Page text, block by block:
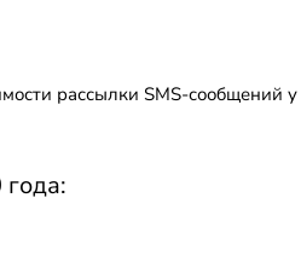
рассылки SMS-